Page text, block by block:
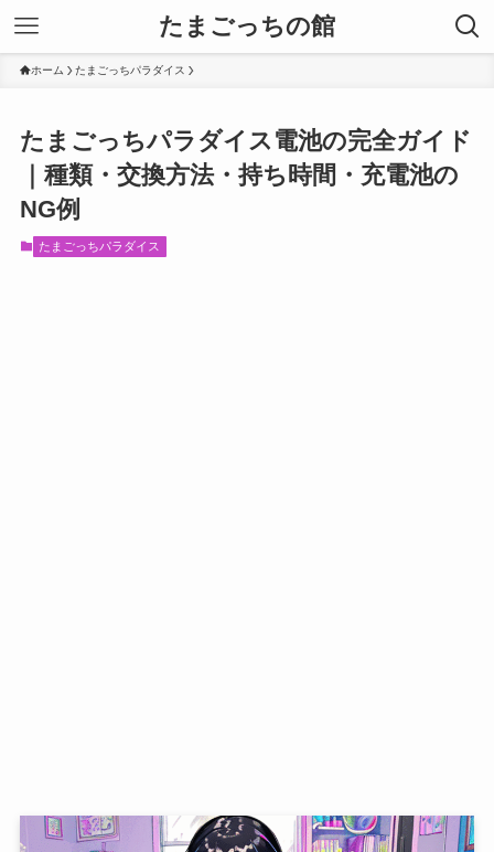
たまごっちの館
ホーム たまごっちパラダイス
たまごっちパラダイス電池の完全ガイド
｜種類・交換方法・持ち時間・充電池の
NG例
たまごっちパラダイス